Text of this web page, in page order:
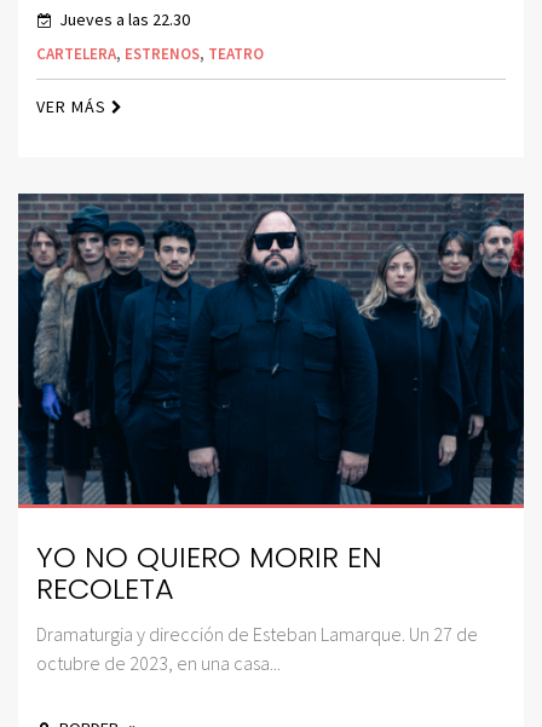
Jueves a las 22.30
CARTELERA, ESTRENOS, TEATRO
VER MÁS
YO NO QUIERO MORIR EN
RECOLETA
Dramaturgia y dirección de Esteban Lamarque. Un 27 de
octubre de 2023, en una casa...